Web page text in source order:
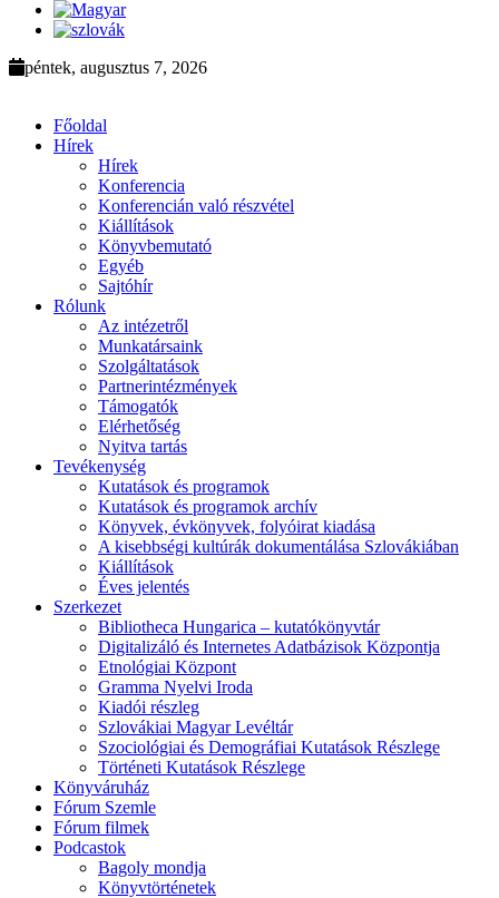
péntek, augusztus 7, 2026
Főoldal
Hírek
Hírek
Konferencia
Konferencián való részvétel
Kiállítások
Könyvbemutató
Egyéb
Sajtóhír
Rólunk
Az intézetről
Munkatársaink
Szolgáltatások
Partnerintézmények
Támogatók
Elérhetőség
Nyitva tartás
Tevékenység
Kutatások és programok
Kutatások és programok archív
Könyvek, évkönyvek, folyóirat kiadása
A kisebbségi kultúrák dokumentálása Szlovákiában
Kiállítások
Éves jelentés
Szerkezet
Bibliotheca Hungarica – kutatókönyvtár
Digitalizáló és Internetes Adatbázisok Központja
Etnológiai Központ
Gramma Nyelvi Iroda
Kiadói részleg
Szlovákiai Magyar Levéltár
Szociológiai és Demográfiai Kutatások Részlege
Történeti Kutatások Részlege
Könyváruház
Fórum Szemle
Fórum filmek
Podcastok
Bagoly mondja
Könyvtörténetek